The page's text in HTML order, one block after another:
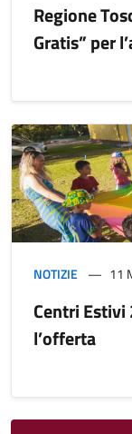
Regione
Gratis” per
NOTIZIE 11
Centri
l’offerta